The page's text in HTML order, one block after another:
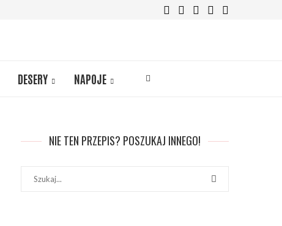
DESERY NAPOJE
NIE TEN PRZEPIS? POSZUKAJ INNEGO!